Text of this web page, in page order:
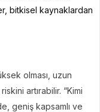
bitkisel kaynaklardan
olması, uzun
artırabilir. “Kimi
geniş kapsamlı ve